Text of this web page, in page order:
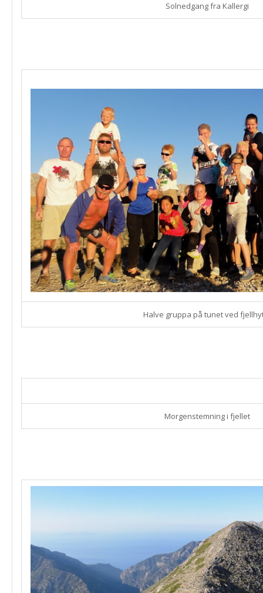
Solnedgang fra Kallergi
Halve gruppa på tunet ved
Morgenstemning i fjellet